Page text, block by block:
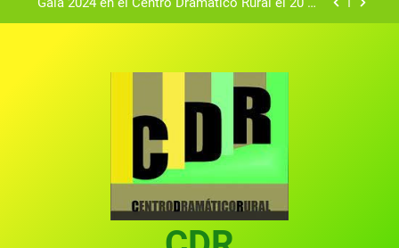
Textos seleccionados en el VI Certamen
Gala del Centro Dramático Rural 2025
Gala 2024 en el Centro Dramático Rural el 20 de
Textos seleccionados en el VI Certamen
convocado por el Centro Dramático Rural de Mira
(Cuenca)
Gala anual virtual del Centro Dramático Rural de